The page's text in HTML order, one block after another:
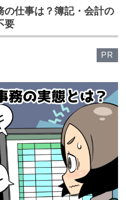
の仕事は？簿記・会計の
要
PR